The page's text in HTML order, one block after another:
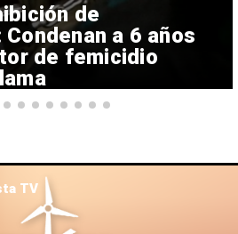
de
a 6 años
de femicidio
TV